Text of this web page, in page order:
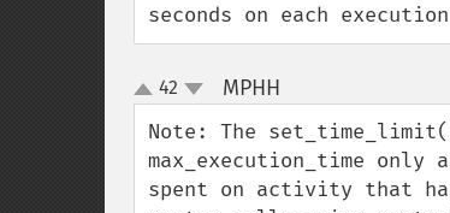
seconds on each
up
down
42 MPHH
Note: The
max_execution_time
spent on activity that